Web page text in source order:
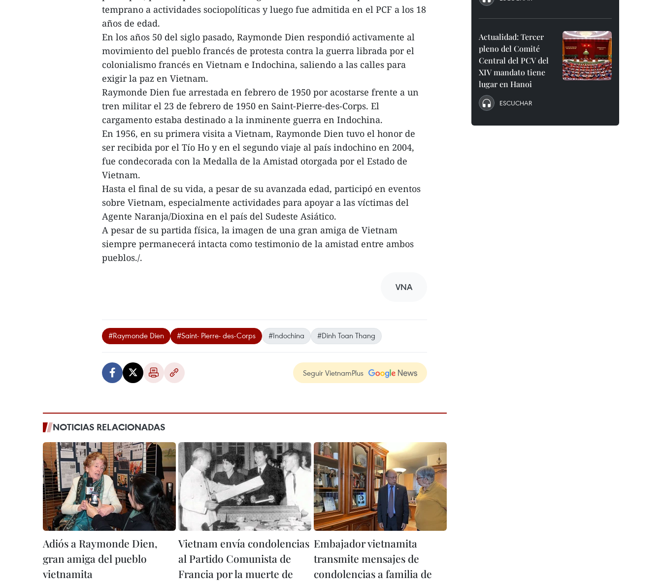
temprano a actividades sociopolíticas y luego fue admitida en el PCF a los 18
años de edad.
En los años 50 del siglo pasado, Raymonde Dien respondió activamente al
movimiento del pueblo francés de protesta contra la guerra librada por el
colonialismo francés en Vietnam e Indochina, saliendo a las calles para
exigir la paz en Vietnam.
Raymonde Dien fue arrestada en febrero de 1950 por acostarse frente a un
tren militar el 23 de febrero de 1950 en Saint-Pierre-des-Corps. El
cargamento estaba destinado a la inminente guerra en Indochina.
En 1956, en su primera visita a Vietnam, Raymonde Dien tuvo el honor de
ser recibida por el Tío Ho y en el segundo viaje al país indochino en 2004,
fue condecorada con la Medalla de la Amistad otorgada por el Estado de
Vietnam.
Hasta el final de su vida, a pesar de su avanzada edad, participó en eventos
sobre Vietnam, especialmente actividades para apoyar a las víctimas del
Agente Naranja/Dioxina en el país del Sudeste Asiático.
A pesar de su partida física, la imagen de una gran amiga de Vietnam
siempre permanecerá intacta como testimonio de la amistad entre ambos
pueblos./.
VNA
#Raymonde Dien #Saint- Pierre- des-Corps #Indochina #Dinh Toan Thang
Seguir VietnamPlus
NOTICIAS RELACIONADAS
Adiós a Raymonde Dien,
gran amiga del pueblo
vietnamita
Vietnam envía condolencias
al Partido Comunista de
Francia por la muerte de
Embajador vietnamita
transmite mensajes de
condolencias a familia de
Actualidad: Tercer
pleno del Comité
Central del PCV del
XIV mandato tiene
lugar en Hanoi
ESCUCHAR